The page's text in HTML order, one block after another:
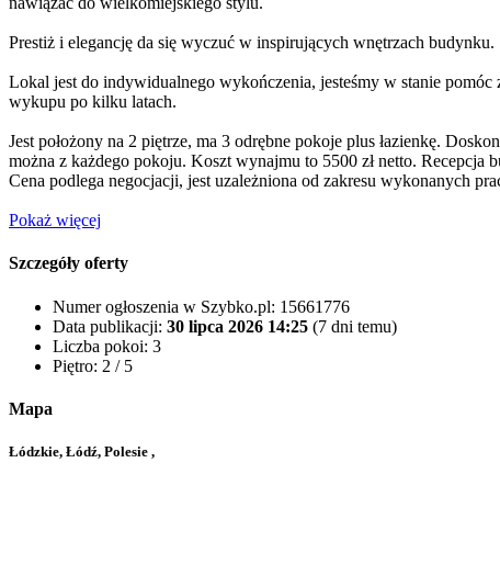
Prestiż i elegancję da się wyczuć w inspirujących wnętrzach budynku.
Lokal jest do indywidualnego wykończenia, jesteśmy w stanie
wykupu po kilku latach.
Jest położony na 2 piętrze, ma 3 odrębne pokoje plus łazienkę.
można z każdego pokoju. Koszt wynajmu to 5500 zł netto. Recepcja
Cena podlega negocjacji, jest uzależniona od zakresu wykonanych
Pokaż więcej
Szczegóły oferty
Numer ogłoszenia w Szybko.pl: 15661776
Data publikacji: 30 lipca 2026 14:25 (7 dni temu)
Liczba pokoi: 3
Piętro: 2 / 5
Mapa
Łódzkie, Łódź, Polesie ,